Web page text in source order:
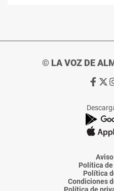
© LA VOZ DE
Ir
de
La
Voz
Ir
Aviso
Política
Política
Condiciones